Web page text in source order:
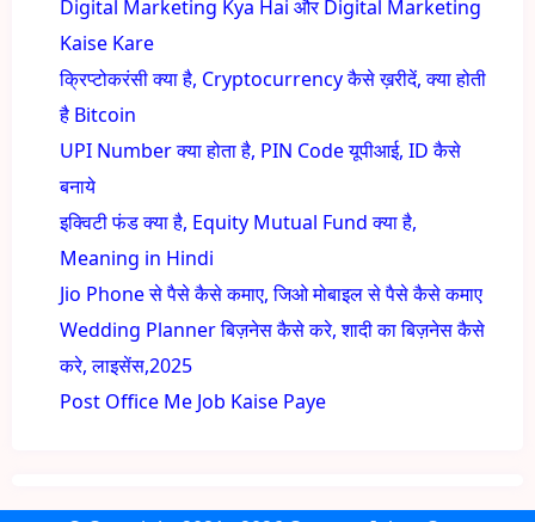
Digital Marketing Kya Hai और Digital Marketing
Kaise Kare
क्रिप्टोकरंसी क्या है, Cryptocurrency कैसे ख़रीदें, क्या होती
है Bitcoin
UPI Number क्या होता है, PIN Code यूपीआई, ID कैसे
बनाये
इक्विटी फंड क्या है, Equity Mutual Fund क्या है,
Meaning in Hindi
Jio Phone से पैसे कैसे कमाए, जिओ मोबाइल से पैसे कैसे कमाए
Wedding Planner बिज़नेस कैसे करे, शादी का बिज़नेस कैसे
करे, लाइसेंस,2025
Post Office Me Job Kaise Paye